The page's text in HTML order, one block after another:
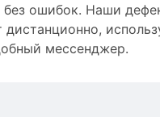
без ошибок. Наши
дистанционно,
мессенджер.